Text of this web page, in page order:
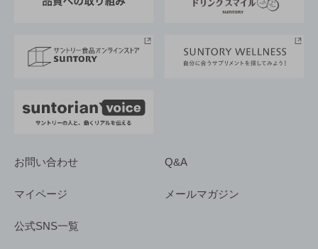
採用情報
お問い合わせ Q&A
マイページ メールマガジン
公式SNS一覧